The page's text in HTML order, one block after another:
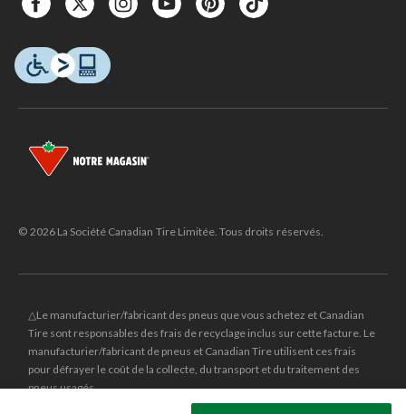
© 2026 La Société Canadian Tire Limitée. Tous droits réservés.
△Le manufacturier/fabricant des pneus que vous achetez et Canadian
Tire sont responsables des frais de recyclage inclus sur cette facture. Le
manufacturier/fabricant de pneus et Canadian Tire utilisent ces frais
pour défrayer le coût de la collecte, du transport et du traitement des
pneus usagés.